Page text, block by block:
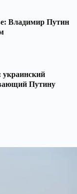
Владимир Путин
украинский
Путину